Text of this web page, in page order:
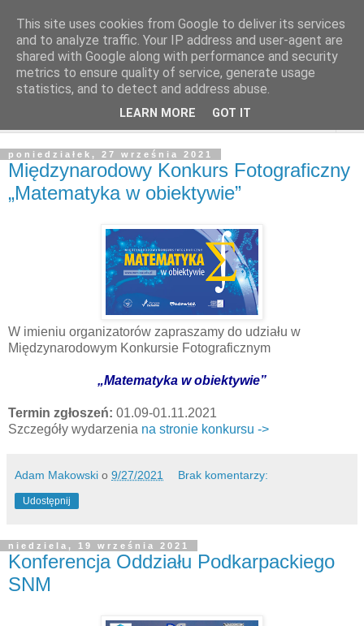
poniedziałek, 27 września 2021
Międzynarodowy Konkurs Fotograficzny
„Matematyka w obiektywie”
W imieniu organizatorów zapraszamy do udziału w
Międzynarodowym Konkursie Fotograficznym
„Matematyka w obiektywie”
Termin zgłoszeń: 01.09-01.11.2021
Szczegóły wydarzenia na stronie konkursu ->
Adam Makowski o 9/27/2021 Brak komentarzy:
Udostępnij
niedziela, 19 września 2021
Konferencja Oddziału Podkarpackiego
SNM
This site uses cookies from Google to deliver its services
and to analyze traffic. Your IP address and user-agent are
shared with Google along with performance and security
metrics to ensure quality of service, generate usage
statistics, and to detect and address abuse.
LEARN MORE GOT IT